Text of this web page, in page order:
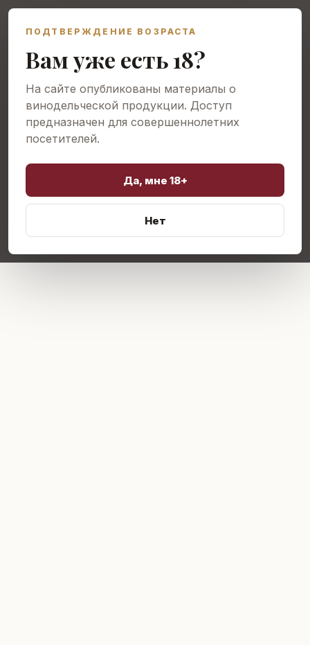
ПОДТВЕРЖДЕНИЕ ВОЗРАСТА
Вам уже есть 18?
На сайте опубликованы материалы о
винодельческой продукции. Доступ
предназначен для совершеннолетних
посетителей.
Да, мне 18+
Нет